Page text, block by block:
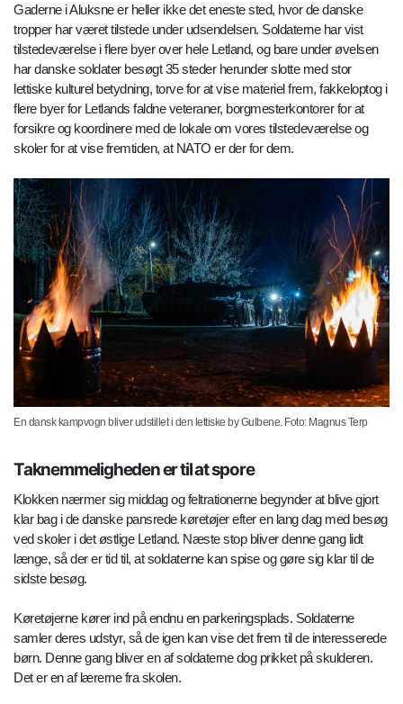
Gaderne i Aluksne er heller ikke det eneste sted, hvor de danske
tropper har været tilstede under udsendelsen. Soldaterne har vist
tilstedeværelse i flere byer over hele Letland, og bare under øvelsen
har danske soldater besøgt 35 steder herunder slotte med stor
lettiske kulturel betydning, torve for at vise materiel frem, fakkeloptog i
flere byer for Letlands faldne veteraner, borgmesterkontorer for at
forsikre og koordinere med de lokale om vores tilstedeværelse og
skoler for at vise fremtiden, at NATO er der for dem.
En dansk kampvogn bliver udstillet i den lettiske by Gulbene. Foto: Magnus Terp
Taknemmeligheden er til at spore
Klokken nærmer sig middag og feltrationerne begynder at blive gjort
klar bag i de danske pansrede køretøjer efter en lang dag med besøg
ved skoler i det østlige Letland. Næste stop bliver denne gang lidt
længe, så der er tid til, at soldaterne kan spise og gøre sig klar til de
sidste besøg.
Køretøjerne kører ind på endnu en parkeringsplads. Soldaterne
samler deres udstyr, så de igen kan vise det frem til de interesserede
børn. Denne gang bliver en af soldaterne dog prikket på skulderen.
Det er en af lærerne fra skolen.